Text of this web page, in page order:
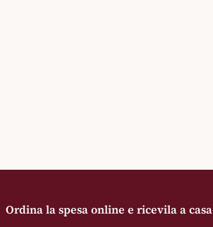
Ordina la spesa online e ricevila a casa